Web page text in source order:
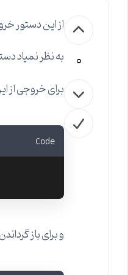
0
از این دستور
به نظر نمیاد
برای خروجی از
Code
و برای باز